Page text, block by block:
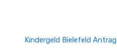
Kindergeld Bielefeld Antrag